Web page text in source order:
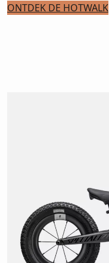
ONTDEK DE HOTWALK